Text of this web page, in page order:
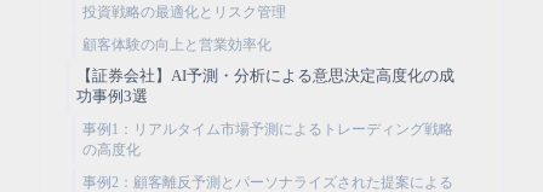
投資戦略の最適化とリスク管理
顧客体験の向上と営業効率化
【証券会社】AI予測・分析による意思決定高度化の成
功事例3選
事例1：リアルタイム市場予測によるトレーディング戦略
の高度化
事例2：顧客離反予測とパーソナライズされた提案による